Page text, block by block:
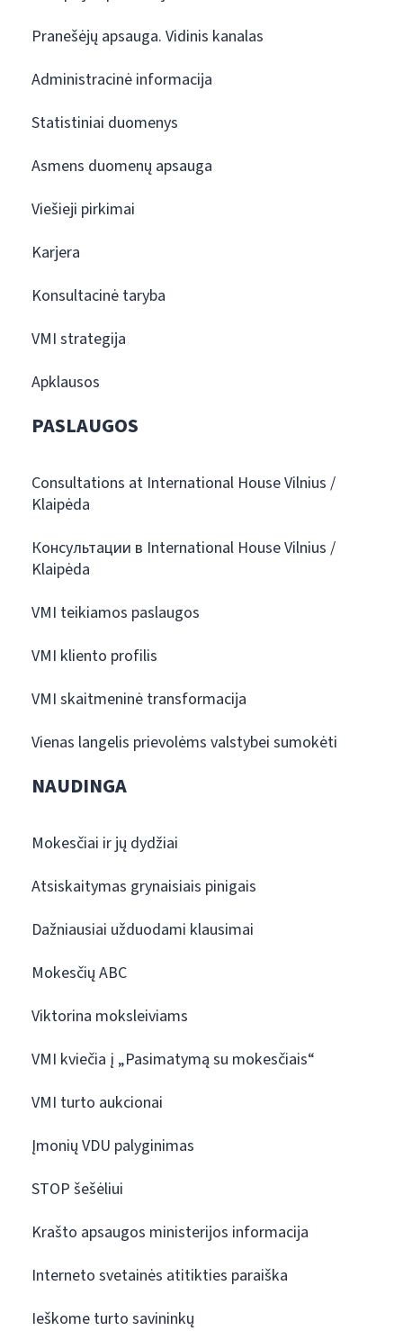
Pranešėjų apsauga. Vidinis kanalas
Administracinė informacija
Statistiniai duomenys
Asmens duomenų apsauga
Viešieji pirkimai
Karjera
Konsultacinė taryba
VMI strategija
Apklausos
PASLAUGOS
Consultations at International House Vilnius /
Klaipėda
Консультации в International House Vilnius /
Klaipėda
VMI teikiamos paslaugos
VMI kliento profilis
VMI skaitmeninė transformacija
Vienas langelis prievolėms valstybei sumokėti
NAUDINGA
Mokesčiai ir jų dydžiai
Atsiskaitymas grynaisiais pinigais
Dažniausiai užduodami klausimai
Mokesčių ABC
Viktorina moksleiviams
VMI kviečia į „Pasimatymą su mokesčiais“
VMI turto aukcionai
Įmonių VDU palyginimas
STOP šešėliui
Krašto apsaugos ministerijos informacija
Interneto svetainės atitikties paraiška
Ieškome turto savininkų